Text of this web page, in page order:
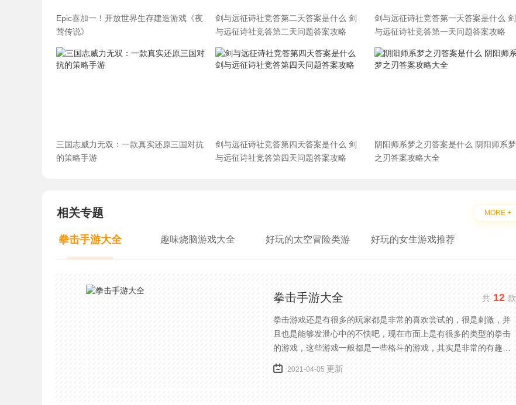
Epic喜加一！开放世界生存建造游戏《夜
莺传说》
剑与远征诗社竞答第二天答案是什么 剑
与远征诗社竞答第二天问题答案攻略
剑与远征诗社竞答第一天答案是什么 剑
与远征诗社竞答第一天问题答案攻略
三国志威力无双：一款真实还原三国对抗
的策略手游
剑与远征诗社竞答第四天答案是什么 剑
与远征诗社竞答第四天问题答案攻略
阴阳师系梦之刃答案是什么 阴阳师系梦
之刃答案攻略大全
相关专题 MORE +
拳击手游大全 趣味烧脑游戏大全 好玩的太空冒险类游 好玩的女生游戏推荐
拳击手游大全 共12 款
拳击游戏还是有很多的玩家都是非常的喜欢尝试的，很是刺激，并
且也是能够发泄心中的不快吧，现在市面上是有很多的类型的拳击
的游戏，这些游戏一般都是一些格斗的游戏，其实是非常的有趣，
也是相当的刺激的，游戏中是有一些不同的场景都是能够去进行体
验的，我们也是能够去刺激的进行对战的，小编现在就是收集了一
2021-04-05 更新